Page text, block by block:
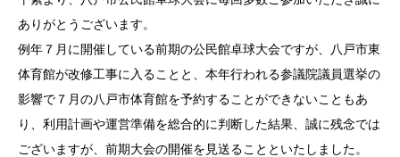
ありがとうございます。
例年７月に開催している前期の公民館卓球大会ですが、八戸市東
体育館が改修工事に入ることと、本年行われる参議院議員選挙の
影響で７月の八戸市体育館を予約することができないこともあ
り、利用計画や運営準備を総合的に判断した結果、誠に残念では
ございますが、前期大会の開催を見送ることといたしました。